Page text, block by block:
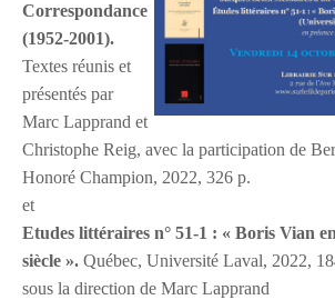
Correspondance
(1952-2001).
Textes réunis et
présentés par
Marc Lapprand et
Christophe Reig, avec la participation de
Honoré Champion, 2022, 326 p.
et
Etudes littéraires n° 51-1 : « Boris Vian
siècle ». Québec, Université Laval, 2022,
sous la direction de Marc Lapprand